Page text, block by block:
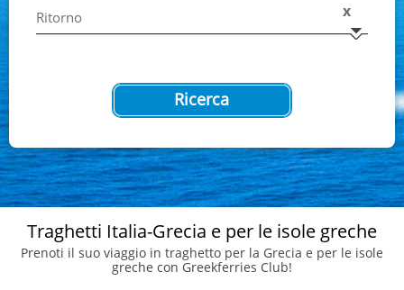
x
Ricerca
Traghetti Italia-Grecia e per le isole greche
Prenoti il suo viaggio in traghetto per la Grecia e per le isole
greche con Greekferries Club!